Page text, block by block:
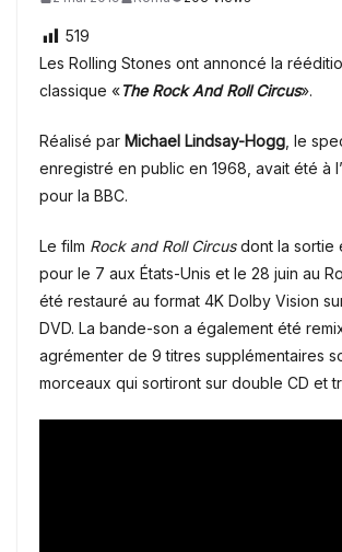
519
Les Rolling Stones ont annoncé la
classique «The Rock And Roll Circus».
Réalisé par Michael Lindsay-Hogg , le
enregistré en public en 1968, avait été à
pour la BBC.
Le film Rock and Roll Circusdont la sortie
pour le 7 aux États-Unis et le 28 juin au
été restauré au format 4K Dolby Vision
DVD. La bande-son a également été
agrémenter de 9 titres supplémentaires
morceaux qui sortiront sur double CD et